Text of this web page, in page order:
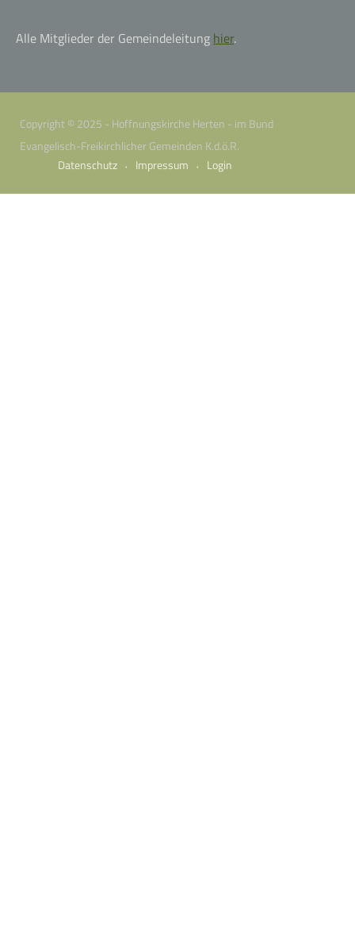
Alle Mitglieder der Gemeindeleitung hier.
Copyright © 2025 - Hoffnungskirche Herten - im Bund
Evangelisch-Freikirchlicher Gemeinden K.d.ö.R.
Datenschutz
Impressum Login